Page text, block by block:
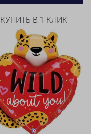
КУПИТЬ В 1 КЛИК